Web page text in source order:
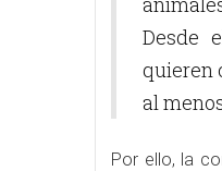
Desde
quieren
al
Por ello, la